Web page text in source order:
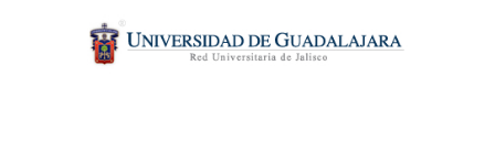
contenido
principal